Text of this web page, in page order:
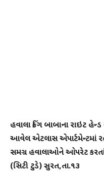
હવાલા કિંગ બાબાના રાઇટ
આવેલ એટલાસ એપાર્ટમેન્ટમાં
સમગ્ર હવાલાઓને ઓપરેટ કરતાં
(સિટી ટુડે) સુરત,તા.૧૩